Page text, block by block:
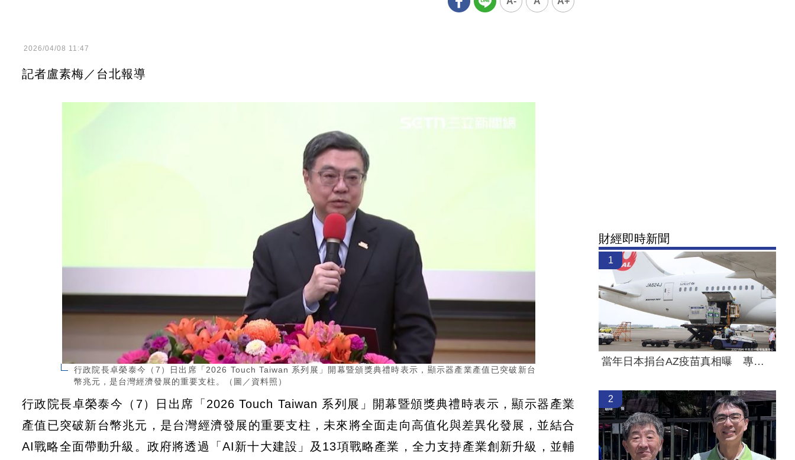
2026/04/08 11:47
記者盧素梅／台北報導
行政院長卓榮泰今（7）日出席「2026 Touch Taiwan 系列展」開幕暨頒獎典禮時表示，顯示器產業產值已突破新台
幣兆元，是台灣經濟發展的重要支柱。（圖／資料照）
行政院長卓榮泰今（7）日出席「2026 Touch Taiwan 系列展」開幕暨頒獎典禮時表示，顯示器產業
產值已突破新台幣兆元，是台灣經濟發展的重要支柱，未來將全面走向高值化與差異化發展，並結合
AI戰略全面帶動升級。政府將透過「AI新十大建設」及13項戰略產業，全力支持產業創新升級，並輔
財經即時新聞
1
當年日本捐台AZ疫苗真相曝 專為台灣生產
2